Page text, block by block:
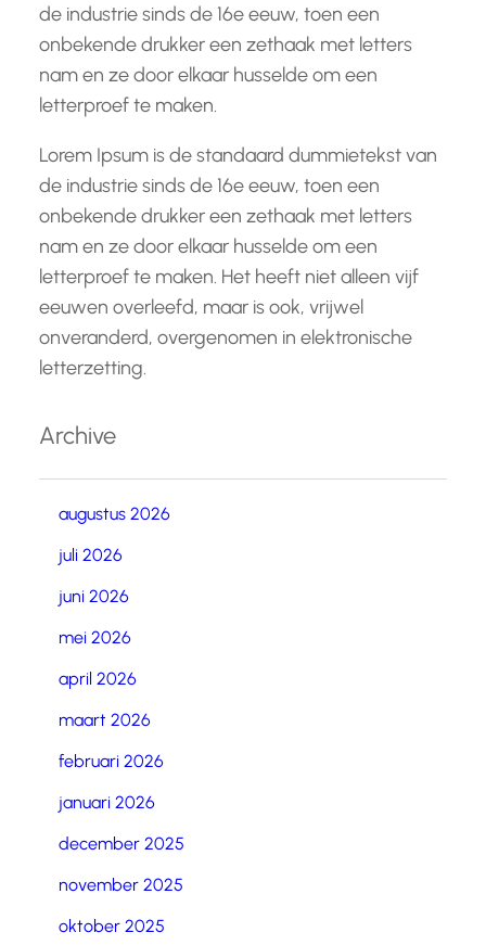
de industrie sinds de 16e eeuw, toen een
onbekende drukker een zethaak met letters
nam en ze door elkaar husselde om een
letterproef te maken.
Lorem Ipsum is de standaard dummietekst van
de industrie sinds de 16e eeuw, toen een
onbekende drukker een zethaak met letters
nam en ze door elkaar husselde om een
letterproef te maken. Het heeft niet alleen vijf
eeuwen overleefd, maar is ook, vrijwel
onveranderd, overgenomen in elektronische
letterzetting.
Archive
augustus 2026
juli 2026
juni 2026
mei 2026
april 2026
maart 2026
februari 2026
januari 2026
december 2025
november 2025
oktober 2025